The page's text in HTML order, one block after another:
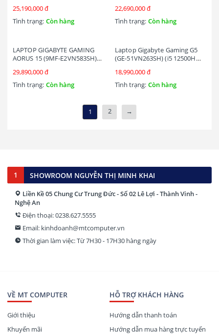
15.6 inch FHD 144Hz | Win 11 |
Đen)
25,190,000 đ
Tình trạng: Còn hàng
15.6 inch FHD 144Hz | Win 11 |
Đen)
22,690,000 đ
Tình trạng: Còn hàng
LAPTOP GIGABYTE GAMING
AORUS 15 (9MF-E2VN583SH)
SSD/RTX4050 6G/15.6 INCH
FHD 360HZ/WIN 11/ĐEN)
29,890,000 đ
Tình trạng: Còn hàng
Laptop Gigabyte Gaming G5
(GE-51VN263SH) (i5 12500H
4G/15.6 inch FHD 144Hz/Win
11/Đen)
18,990,000 đ
Tình trạng: Còn hàng
1 2 →
1 SHOWROOM NGUYỄN THỊ MINH KHAI
Liền Kề 05 Chung Cư Trung Đức - Số 02 Lê Lợi - Thành Vinh -
Nghệ An
Điện thoại: 0238.627.5555
Email: kinhdoanh@mtcomputer.vn
Thời gian làm việc: Từ 7H30 - 17H30 hàng ngày
VỀ MT COMPUTER
Giới thiệu
Khuyến mãi
HỖ TRỢ KHÁCH HÀNG
Hướng dẫn thanh toán
Hướng dẫn mua hàng trực tuyến